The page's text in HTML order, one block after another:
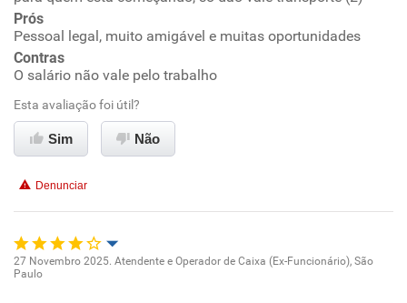
Ambiente de trabalho
Conciliação com a vida familiar
Benefícios
Não recomenda esta empresa
Prós
Pessoal legal, muito amigável e muitas oportunidades
Contras
O salário não vale pelo trabalho
Esta avaliação foi útil?
Sim Não
Denunciar
Oportunidade de promoção
27 Novembro 2025. Atendente e Operador de Caixa (Ex-Funcionário), São
Paulo